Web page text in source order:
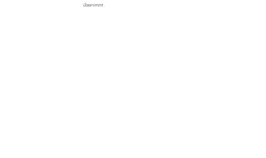
übernimmt.